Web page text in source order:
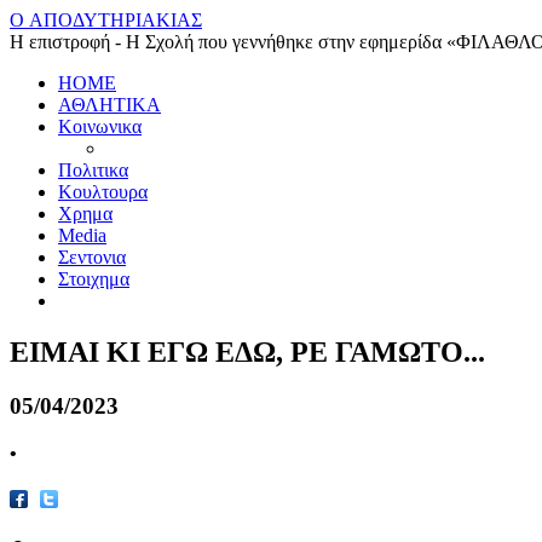
O ΑΠΟΔΥΤΗΡΙΑΚΙΑΣ
Η επιστροφή - Η Σχολή που γεννήθηκε στην εφημερίδα
HOME
ΑΘΛΗΤΙΚΑ
Κοινωνικα
Πολιτικα
Κουλτουρα
Χρημα
Media
Σεντονια
Στοιχημα
ΕΙΜΑΙ ΚΙ ΕΓΩ ΕΔΩ, ΡΕ ΓΑΜΩΤΟ...
05/04/2023
•